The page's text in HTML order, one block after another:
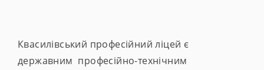
Квасилівський професійний ліцей є
державним професійно-технічним